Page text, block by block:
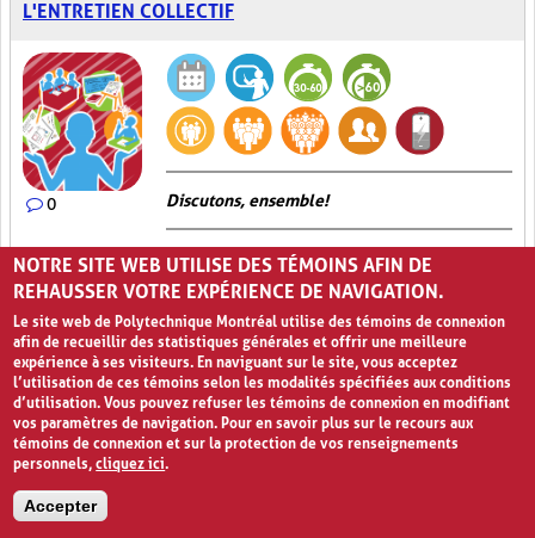
L'ENTRETIEN COLLECTIF
0 Discutons, ensemble!
L’Entretien collectifest un exercice au cours duquel l’enseignant
questionne la classe ou un groupe d’élèves sur un sujet
particulier afin de récolter des commentaires, des propositions ou
toute autre information qui s’avère utile dans le contexte.
L’activité se déroule en deux étapes. Premièrement, l’enseignant
pose une question en lien avec le sujet étudié en veillant à créer
une ouverture qui consistera en un point de départ à la discussion
qui suivra. Deuxièmement, les élèves répondent à cette question
dans un contexte d’échange d’informations. Cette formule
pédagogique a l’avantage de permettre aux élèves, d’une part, de
s’exprimer de manière spontanée pour faire valoir leurs idées
et d’autre part, d’enrichir leur réflexion grâce aux interventions
Participation active (6)
NOTRE SITE WEB UTILISE DES TÉMOINS AFIN DE
REHAUSSER VOTRE EXPÉRIENCE DE NAVIGATION.
Le site web de Polytechnique Montréal utilise des témoins de connexion
afin de recueillir des statistiques générales et offrir une meilleure
expérience à ses visiteurs. En naviguant sur le site, vous acceptez
l’utilisation de ces témoins selon les modalités spécifiées aux conditions
d’utilisation. Vous pouvez refuser les témoins de connexion en modifiant
vos paramètres de navigation. Pour en savoir plus sur le recours aux
témoins de connexion et sur la protection de vos renseignements
personnels,cliquez ici.
Accepter